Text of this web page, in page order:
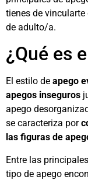
tienes de
de adulto/a.
¿Qué es
El estilo de apego
apegos inseguros
apego
se caracteriza por
las figuras de
Entre las
tipo de apego